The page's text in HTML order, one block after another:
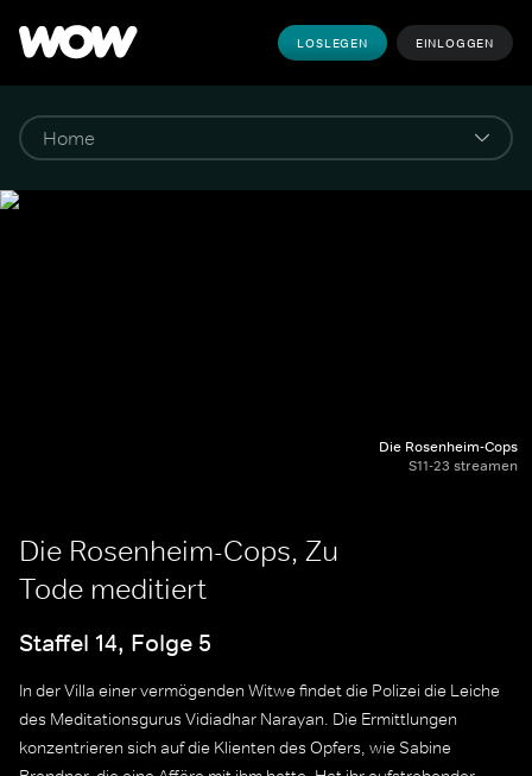
LOSLEGEN EINLOGGEN
Die Rosenheim-Cops
S11-23 streamen
Die Rosenheim-Cops, Zu
Tode meditiert
Staffel 14, Folge 5
In der Villa einer vermögenden Witwe findet die Polizei die Leiche
des Meditationsgurus Vidiadhar Narayan. Die Ermittlungen
konzentrieren sich auf die Klienten des Opfers, wie Sabine